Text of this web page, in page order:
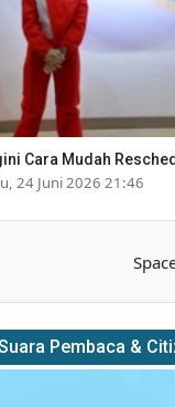
Cara Mudah
24 Juni 2026 21:46
Pembaca &